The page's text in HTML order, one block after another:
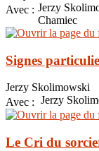
Avec : Jerzy
Chamiec
Signes
Jerzy Skolimowski
Avec : Jerzy
Le Cri du